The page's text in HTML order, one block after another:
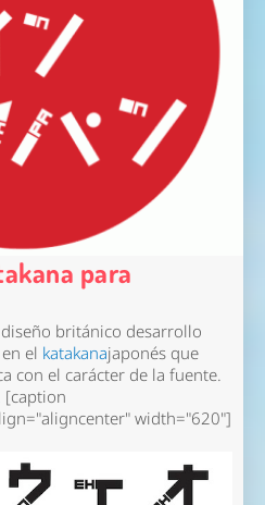
para
británico desarrollo
el katakanajaponés que
con el carácter de la fuente.
[caption
width="620"]